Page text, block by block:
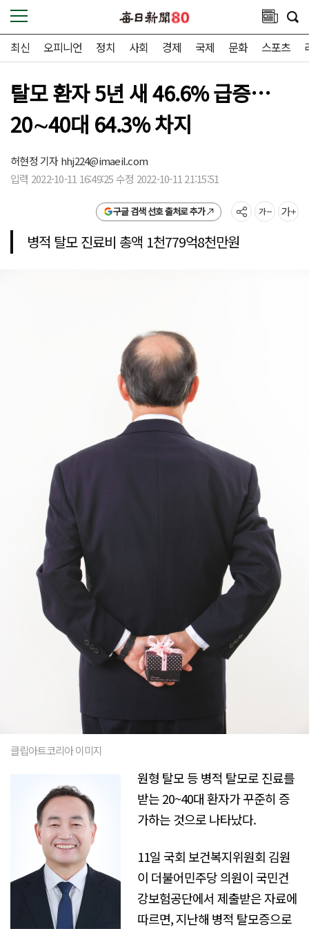
최신 오피니언 정치 사회 경제 국제 문화 스포츠
탈모 환자 5년 새 46.6% 급증…
20∼40대 64.3% 차지
허현정 기자hhj224@imaeil.com
입력 2022-10-11 16:49:25 수정 2022-10-11 21:15:51
구글 검색 선호 출처로 추가
병적 탈모 진료비 총액 1천779억8천만원
클립아트코리아 이미지
원형 탈모 등 병적 탈모로 진료를
받는 20~40대 환자가 꾸준히 증
가하는 것으로 나타났다.
11일 국회 보건복지위원회 김원
이 더불어민주당 의원이 국민건
강보험공단에서 제출받은 자료에
따르면, 지난해 병적 탈모증으로